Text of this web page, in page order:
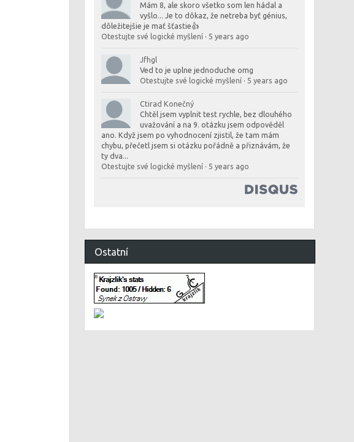
Mám 8, ale skoro všetko som len hádal a
vyšlo... Je to dôkaz, že netreba byť génius,
dôležitejšie je mať šťastie👍
Otestujte své logické myšlení· 5 years ago
Jfhgl
Ved to je uplne jednoduche omg
Otestujte své logické myšlení· 5 years ago
Ctirad Konečný
Chtěl jsem vyplnit test rychle, bez dlouhého
uvažování a na 9. otázku jsem odpověděl
ano. Když jsem po vyhodnocení zjistil, že tam mám
chybu, přečetl jsem si otázku pořádně a přiznávám, že
ty dva...
Otestujte své logické myšlení· 5 years ago
Ostatní